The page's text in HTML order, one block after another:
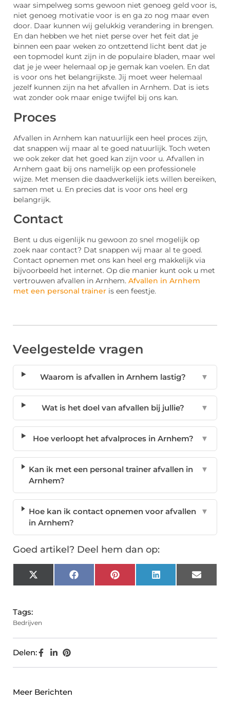
waar simpelweg soms gewoon niet genoeg geld voor is,
niet genoeg motivatie voor is en ga zo nog maar even
door. Daar kunnen wij gelukkig verandering in brengen.
En dan hebben we het niet perse over het feit dat je
binnen een paar weken zo ontzettend licht bent dat je
een topmodel kunt zijn in de populaire bladen, maar wel
dat je je weer helemaal op je gemak kan voelen. En dat
is voor ons het belangrijkste. Jij moet weer helemaal
jezelf kunnen zijn na het afvallen in Arnhem. Dat is iets
wat zonder ook maar enige twijfel bij ons kan.
Proces
Afvallen in Arnhem kan natuurlijk een heel proces zijn,
dat snappen wij maar al te goed natuurlijk. Toch weten
we ook zeker dat het goed kan zijn voor u. Afvallen in
Arnhem gaat bij ons namelijk op een professionele
wijze. Met mensen die daadwerkelijk iets willen bereiken,
samen met u. En precies dat is voor ons heel erg
belangrijk.
Contact
Bent u dus eigenlijk nu gewoon zo snel mogelijk op
zoek naar contact? Dat snappen wij maar al te goed.
Contact opnemen met ons kan heel erg makkelijk via
bijvoorbeeld het internet. Op die manier kunt ook u met
vertrouwen afvallen in Arnhem. Afvallen in Arnhem
met een personal trainer is een feestje.
Veelgestelde vragen
Waarom is afvallen in Arnhem lastig? ▼
Wat is het doel van afvallen bij jullie? ▼
Hoe verloopt het afvalproces in Arnhem? ▼
Kan ik met een personal trainer afvallen in
Arnhem?
▼
Hoe kan ik contact opnemen voor afvallen
in Arnhem?
▼
Goed artikel? Deel hem dan op:
X
(Twitter)
FacebookPinterest LinkedIn Email
Tags:
Bedrijven
Delen:
Meer Berichten